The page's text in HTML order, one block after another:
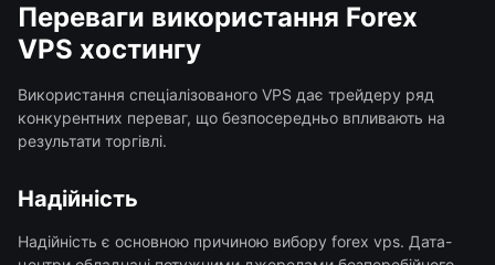
Переваги використання Forex
VPS хостингу
Використання спеціалізованого VPS дає трейдеру ряд
конкурентних переваг, що безпосередньо впливають на
результати торгівлі.
Надійність
Надійність є основною причиною вибору forex vps. Дата-